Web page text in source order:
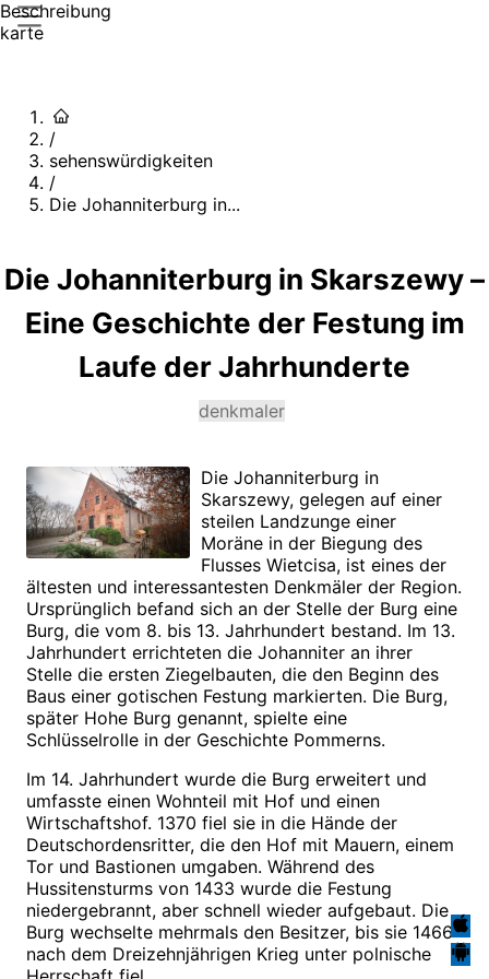
Beschreibung
karte
/
sehenswürdigkeiten
/
Die Johanniterburg in...
Die Johanniterburg in Skarszewy –
Eine Geschichte der Festung im
Laufe der Jahrhunderte
denkmaler
Die Johanniterburg in
Skarszewy, gelegen auf einer
steilen Landzunge einer
Moräne in der Biegung des
Flusses Wietcisa, ist eines der
ältesten und interessantesten Denkmäler der Region.
Ursprünglich befand sich an der Stelle der Burg eine
Burg, die vom 8. bis 13. Jahrhundert bestand. Im 13.
Jahrhundert errichteten die Johanniter an ihrer
Stelle die ersten Ziegelbauten, die den Beginn des
Baus einer gotischen Festung markierten. Die Burg,
später Hohe Burg genannt, spielte eine
Schlüsselrolle in der Geschichte Pommerns.
Im 14. Jahrhundert wurde die Burg erweitert und
umfasste einen Wohnteil mit Hof und einen
Wirtschaftshof. 1370 fiel sie in die Hände der
Deutschordensritter, die den Hof mit Mauern, einem
Tor und Bastionen umgaben. Während des
Hussitensturms von 1433 wurde die Festung
niedergebrannt, aber schnell wieder aufgebaut. Die
Burg wechselte mehrmals den Besitzer, bis sie 1466
nach dem Dreizehnjährigen Krieg unter polnische